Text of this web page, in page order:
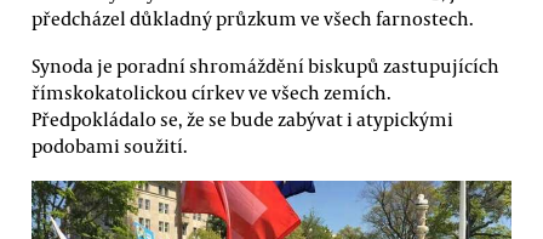
předcházel důkladný průzkum ve všech farnostech.
Synoda je poradní shromáždění biskupů zastupujících
římskokatolickou církev ve všech zemích.
Předpokládalo se, že se bude zabývat i atypickými
podobami soužití.